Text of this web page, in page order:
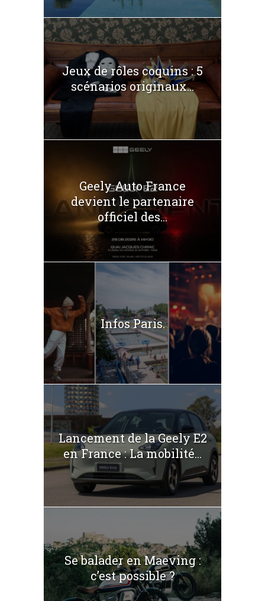
Jeux de rôles coquins : 5
scénarios originaux...
Geely Auto France
devient le partenaire
officiel des...
Infos Paris.
Lancement de la Geely E2
en France : La mobilité...
Se balader en Maeving :
c’est possible ?